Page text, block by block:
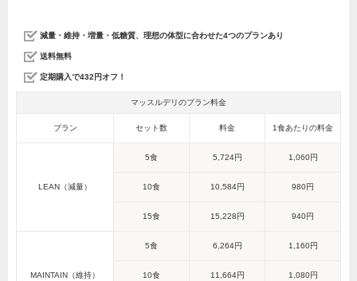
減量・維持・増量・低糖質、理想の体型に合わせた4つのプランあり
送料無料
定期購入で432円オフ！
マッスルデリのプラン料金
プラン セット数 料金 1食あたりの料金
LEAN（減量）
5食 5,724円 1,060円
10食 10,584円 980円
15食 15,228円 940円
MAINTAIN（維持）
5食 6,264円 1,160円
10食 11,664円 1,080円